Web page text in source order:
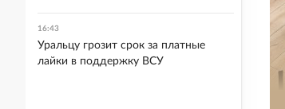
16:43
Уральцу грозит срок за платные
лайки в поддержку ВСУ